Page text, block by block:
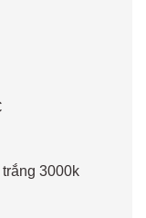
3000k